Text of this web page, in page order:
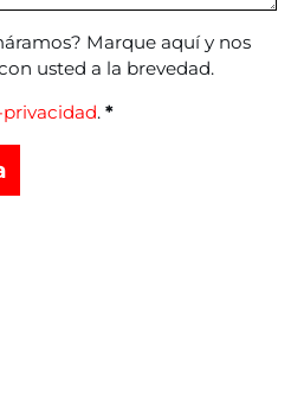
Marque aquí y nos
usted a la brevedad.
. *